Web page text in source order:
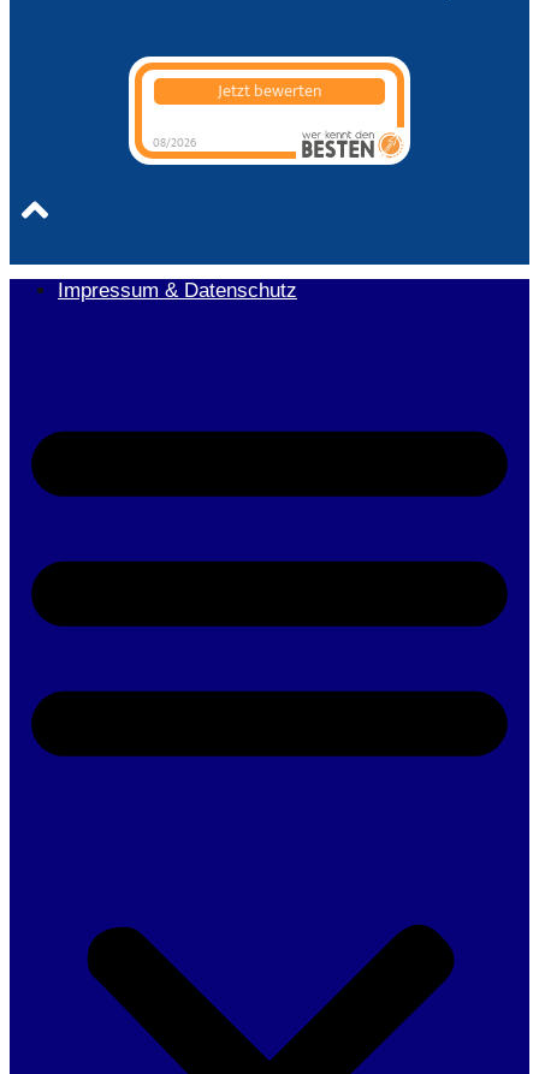
08/2026
Jetzt bewerten
Bärwald
Steuerberatungsgesellschaft
werkenntdenBESTEN.de
Impressum & Datenschutz